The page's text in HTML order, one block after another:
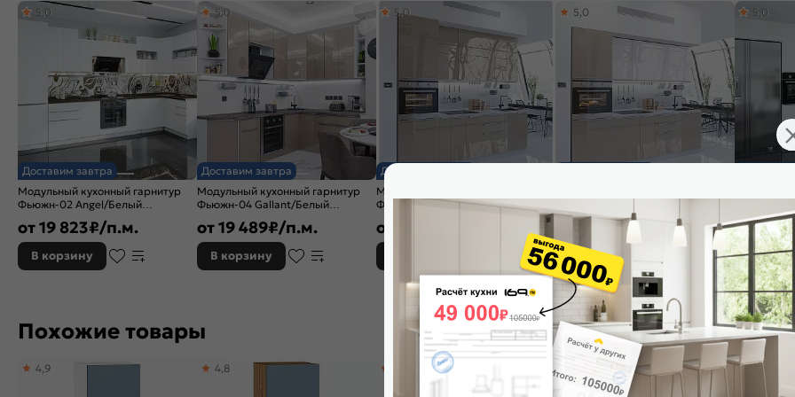
Тип поверхности:
Матовая
Расположение:
Прямые
Назначение кухонного шкафа:
Шкаф
Бренд:
Vivat
Доставим завтра
Модульный кухонный гарнитур
Фьюжн-02 Angel/Белый
2340x3900/1400x600
5,0
от19 823₽/п.м.
В корзину
Доставим завтра
Модульный кухонный гарнитур
Фьюжн-04 Gallant/Белый
2340x2200/1800x600
5,0
от19 489₽/п.м.
В корзину
Доставим завтра
Модульный кухонный гарнитур
Фьюжн-03 Gallant/Белый
5,0
от
2140x2600x600
5,0
26 440₽/п.м.
В корзину
Доставим
Фьюжн-01
5,0
от20
В
Похожие товары
4,9 4,8 5,0